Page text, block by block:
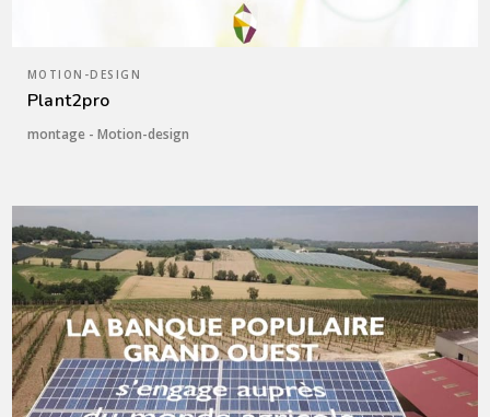
MOTION-DESIGN
Plant2pro
montage - Motion-design